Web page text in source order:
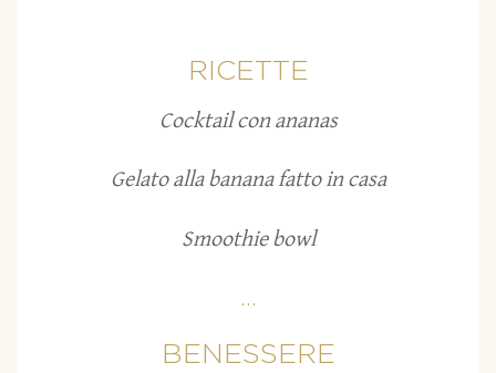
RICETTE
Cocktail con ananas
Gelato alla banana fatto in casa
Smoothie bowl
...
BENESSERE